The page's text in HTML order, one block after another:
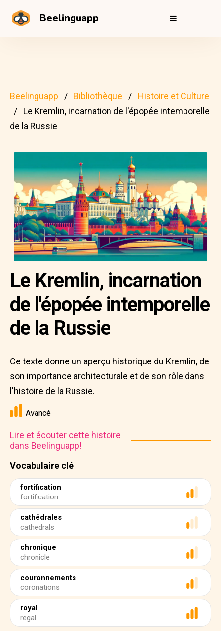
Beelinguapp
Beelinguapp Bibliothèque
Histoire et Culture
Le Kremlin, incarnation de l'épopée intemporelle
de la Russie
Vocabulaire clé
fortification
fortification
cathédrales
cathedrals
chronique
chronicle
couronnements
coronations
royal
regal
Le Kremlin, incarnation
de l'épopée intemporelle
de la Russie
Ce texte donne un aperçu historique du Kremlin, de
son importance architecturale et de son rôle dans
l'histoire de la Russie.
Avancé
Lire et écouter cette histoire
dans Beelinguapp!